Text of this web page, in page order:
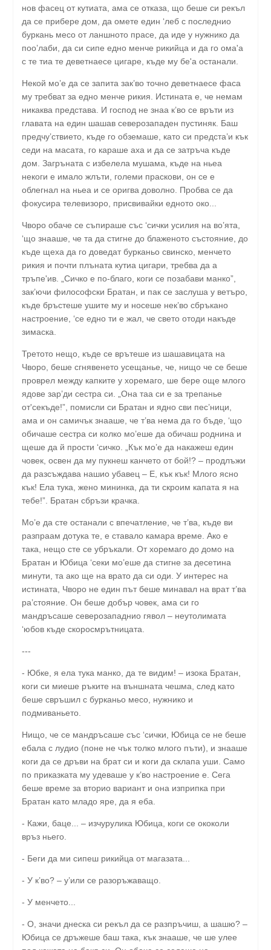
нов фасец от кутиата, ама се отказа, що беше си рекъл
да се прибере дом, да омете един ‘леб с последнио
буркань месо от ланшното прасе, да иде у нужнико да
поо’лаби, да си сипе едно менче рикийца и да го ома'а
с те тиа те деветнаесе цигаре, къде му бе'а останали.
Некой мо’е да се запита зак’во точно деветнаесе фаса
му требват за едно менче рикия. Истината е, че немам
никаква представа. И господ не знаа к’во се връти из
главата на един шашав северозападен пустиняк. Баш
предчу’ствието, къде го обземаше, като си предста’и кък
седи на масата, го караше аха и да се затръча къде
дом. Загръната с избелела мушама, къде на ньеа
некоги е имало жлъти, големи праскови, он се е
облегнал на ньеа и се оригва доволно. Пробва се да
фокусира телевизоро, присвивайки едното око...
Чворо обаче се съпираше със ‘сички усилия на во’ята,
‘що знааше, че та да стигне до блаженото състояние, до
къде щеха да го доведат бурканьо свинско, менчето
рикия и почти плъната кутиа цигари, требва да а
тръпе'ив. „Сичко е по-благо, коги се позабави манко”,
зак’ючи философски Братан, и пак се заслуша у ветъро,
къде бръстеше ушите му и носеше нек’во сбръкано
настроение, ‘се едно ти е жал, че свето отоди накъде
зимаска.
Третото нещо, къде се врътеше из шашавицата на
Чворо, беше сгнявенето усещанье, че, нищо че се беше
проврел между капките у хоремаго, ше бере още млого
ядове зар’ди сестра си. „Она таа си е за трепанье
от'секъде!”, помисли си Братан и ядно сви пес’ници,
ама и он самичък знааше, че т’ва нема да го бъде, ‘що
обичаше сестра си колко мо’еше да обичаш роднина и
щеше да й прости ‘сичко. „Кък мо’е да накажеш един
човек, освен да му пукнеш канчето от бой!? – продлъжи
да разсъждава нашио убавец – Е, кък кък! Млого ясно
кък! Ела тука, жено мининка, да ти скроим капата я на
тебе!”. Братан сбръзи крачка.
Мо’е да сте останали с впечатление, че т’ва, къде ви
разпраам дотука те, е ставало камара време. Ако е
така, нещо сте се убръкали. От хоремаго до домо на
Братан и Юбица ‘секи мо’еше да стигне за десетина
минути, та ако ще на врато да си оди. У интерес на
истината, Чворо не един път беше минавал на врат т’ва
ра’стояние. Он беше добър човек, ама си го
мандръсаше северозападнио гявол – неутолимата
‘юбов къде скоросмрътницата.
---
- Юбке, я ела тука манко, да те видим! – изока Братан,
коги си миеше ръките на външната чешма, след като
беше свръшил с бурканьо месо, нужнико и
подмиваньето.
Нищо, че се мандръсаше със ‘сички, Юбица се не беше
ебала с лудио (поне не чък толко млого пъти), и знааше
коги да се дръви на брат си и коги да склапа уши. Само
по приказката му удеваше у к’во настроение е. Сега
беше време за вторио вариант и она изприпка при
Братан като младо яре, да я еба.
- Кажи, баце... – изчурулика Юбица, коги се ококоли
връз ньего.
- Беги да ми сипеш рикийца от магазата...
- У к’во? – у’или се разоръжаващо.
- У менчето...
- О, значи днеска си рекъл да се разпръчиш, а шашю? –
Юбица се дръжеше баш така, кък знааше, че ше улее